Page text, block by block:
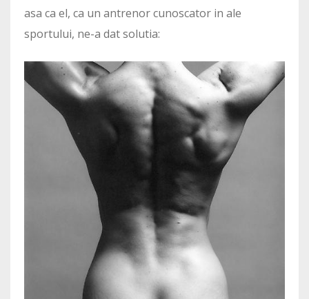
asa ca el, ca un antrenor cunoscator in ale
sportului, ne-a dat solutia: